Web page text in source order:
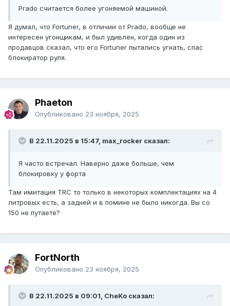
Prado считается более угоняемой машиной.
Я думал, что Fortuner, в отличии от Prado, вообще не
интересен угонщикам, и был удивлён, когда один из
продавцов сказал, что его Fortuner пытались угнать, спас
блокиратор руля.
Phaeton
Опубликовано 23 ноября, 2025
В 22.11.2025 в 15:47, max_rocker сказал:
Я часто встречал. Наверно даже больше, чем
блокировку у форта
Там имитация TRC то только в некоторых комплектациях на 4
литровых есть, а задней и в помине не было никогда. Вы со
150 не путаете?
FоrtNorth
Опубликовано 23 ноября, 2025
В 22.11.2025 в 09:01, CheKo сказал: